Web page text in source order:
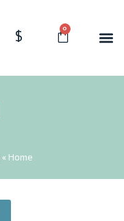
0
$
Home
»